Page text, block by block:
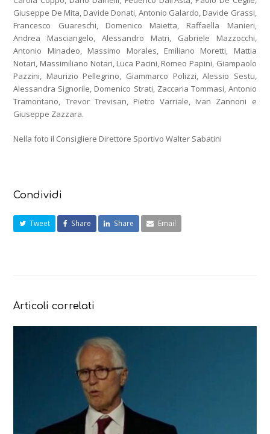
Giuseppe De Mita, Davide Donati, Antonio Galardo, Davide Grassi,
Francesco Guareschi, Domenico Maietta, Raffaella Manieri,
Andrea Masciangelo, Alessandro Matri, Gabriele Mazzocchi,
Antonio Minadeo, Massimo Morales, Emiliano Moretti, Mattia
Notari, Massimiliano Notari, Luca Pacini, Romeo Papini, Giampaolo
Pazzini, Maurizio Pellegrino, Giammarco Polizzi, Alessio Sestu,
Alessandra Signorile, Domenico Strati, Zaccaria Tommasi, Antonio
Tramontano, Trevor Trevisan, Pietro Varriale, Ivan Zannoni e
Giuseppe Zazzara.
Nella foto il Consigliere Direttore Sportivo Walter Sabatini
Condividi
Tweet Share Share Email
Articoli correlati